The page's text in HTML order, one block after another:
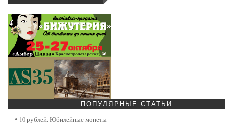
ПОПУЛЯРНЫЕ СТАТЬИ
10 рублей. Юбилейные монеты